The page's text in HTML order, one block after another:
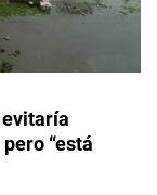
evitaría
“está